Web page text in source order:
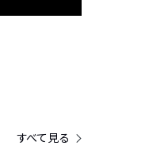
すべて見る